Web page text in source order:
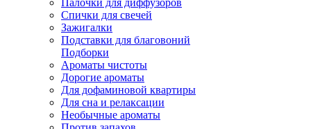
Палочки для диффузоров
Спички для свечей
Зажигалки
Подставки для благовоний
Подборки
Ароматы чистоты
Дорогие ароматы
Для дофаминовой квартиры
Для сна и релаксации
Необычные ароматы